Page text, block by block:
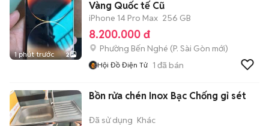
1 phút trước 2
Vàng Quốc tế Cũ
iPhone 14 Pro Max 256 GB
8.200.000 đ
Phường Bến Nghé (P. Sài Gòn mới)
Hội Đồ Điện Tử 1 đã bán
Bồn rửa chén Inox Bạc Chống gỉ sét
Đã sử dụng Khác